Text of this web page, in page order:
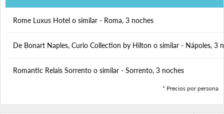
Rome Luxus Hotel o similar - Roma, 3 noches
De Bonart Naples, Curio Collection by Hilton o similar - Nápoles, 3
Romantic Relais Sorrento o similar - Sorrento, 3 noches
* Precios por persona